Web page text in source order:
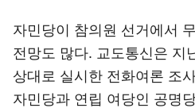
자민당이 참의원 선거에서
전망도 많다. 교도통신은 지
상대로 실시한 전화여론 조
자민당과 연립 여당인 공명